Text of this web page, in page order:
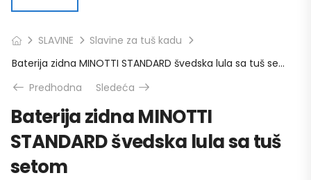
SLAVINE
Slavine za tuš kadu
Baterija zidna MINOTTI STANDARD švedska lula sa tuš setom
Predhodna
Sledeća
Baterija zidna MINOTTI
STANDARD švedska lula sa tuš
setom